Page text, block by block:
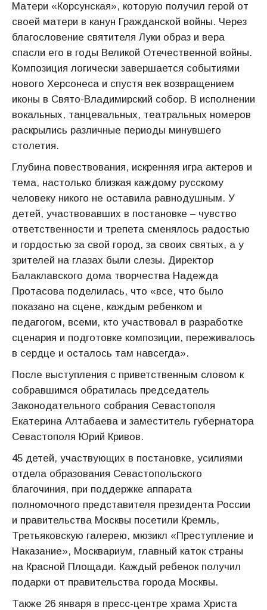
Матери «Корсунская», которую получил герой от
своей матери в канун Гражданской войны. Через
благословение святителя Луки образ и вера
спасли его в годы Великой Отечественной войны.
Композиция логически завершается событиями
нового Херсонеса и спустя век возвращением
иконы в Свято-Владимирский собор. В исполнении
вокальных, танцевальных, театральных номеров
раскрылись различные периоды минувшего
столетия.
Глубина повествования, искренняя игра актеров и
тема, настолько близкая каждому русскому
человеку никого не оставила равнодушным. У
детей, участвовавших в постановке – чувство
ответственности и трепета сменялось радостью
и гордостью за свой город, за своих святых, а у
зрителей на глазах были слезы. Директор
Балаклавского дома творчества Надежда
Протасова поделилась, что «все, что было
показано на сцене, каждым ребенком и
педагогом, всеми, кто участвовал в разработке
сценария и подготовке композиции, переживалось
в сердце и осталось там навсегда».
После выступления с приветственным словом к
собравшимся обратилась председатель
Законодательного собрания Севастополя
Екатерина Алтабаева и заместитель губернатора
Севастополя Юрий Кривов.
45 детей, участвующих в постановке, усилиями
отдела образования Севастопольского
благочиния, при поддержке аппарата
полномочного представителя президента России
и правительства Москвы посетили Кремль,
Третьяковскую галерею, мюзикл «Преступление и
Наказание», Москвариум, главный каток страны
на Красной Площади. Каждый ребенок получил
подарки от правительства города Москвы.
Также 26 января в пресс-центре храма Христа